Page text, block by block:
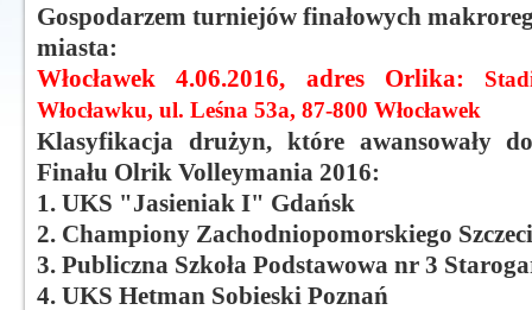
Gospodarzem turniejów finałowych
miasta:
Włocławek 4.06.2016, adres Orlika:
Włocławku, ul. Leśna 53a, 87-800 Włocławek
Klasyfikacja drużyn, które awansowały
Finału Olrik Volleymania 2016:
1. UKS "Jasieniak I" Gdańsk
2. Championy Zachodniopomorskiego
3. Publiczna Szkoła Podstawowa nr 3
4. UKS Hetman Sobieski Poznań